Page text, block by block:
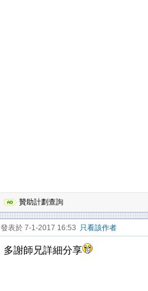
贊助計劃查詢
發表於 7-1-2017 16:53 只看該作者
多謝師兄詳細分享